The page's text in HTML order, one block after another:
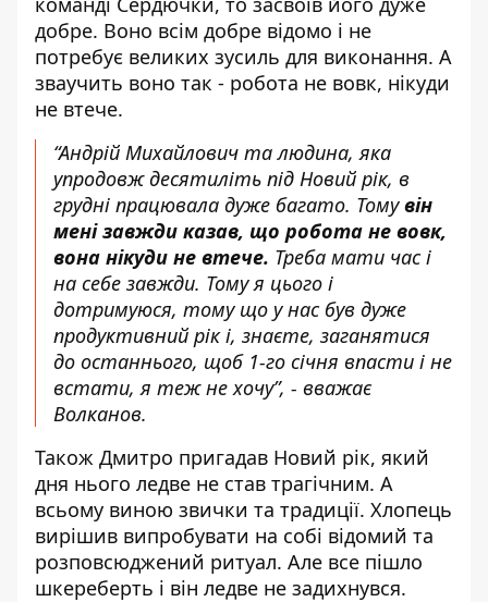
добре. Воно всім добре відомо і не
потребує великих зусиль для виконання. А
зваучить воно так - робота не вовк, нікуди
не втече.
“Андрій Михайлович та людина, яка
упродовж десятиліть під Новий рік, в
грудні працювала дуже багато. Томувін
мені завжди казав, що робота не вовк,
вона нікуди не втече. Треба мати час і
на себе завжди. Тому я цього і
дотримуюся, тому що у нас був дуже
продуктивний рік і, знаєте, заганятися
до останнього, щоб 1-го січня впасти і не
встати, я теж не хочу”, - вважає
Волканов.
Також Дмитро пригадав Новий рік, який
дня нього ледве не став трагічним. А
всьому виною звички та традиції. Хлопець
вирішив випробувати на собі відомий та
розповсюджений ритуал. Але все пішло
шкереберть і він ледве не задихнувся.